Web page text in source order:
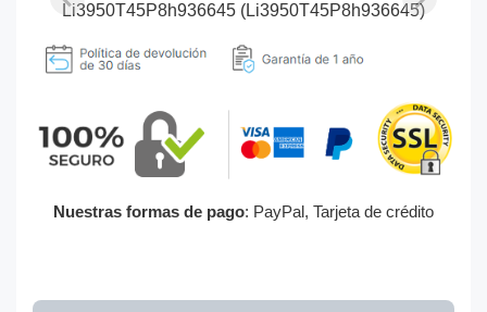
Nuestras formas de pago: PayPal, Tarjeta de crédito